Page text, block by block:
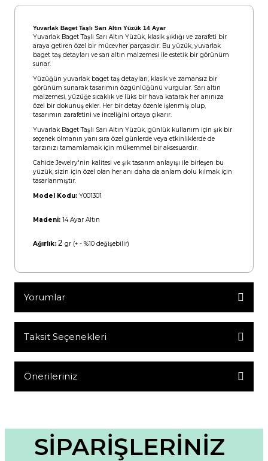
Yuvarlak Baget Taşlı Sarı Altın Yüzük 14 Ayar
Yuvarlak Baget Taşlı Sarı Altın Yüzük, klasik şıklığı ve zarafeti bir
araya getiren özel bir mücevher parçasıdır. Bu yüzük, yuvarlak
baget taş detayları ve sarı altın malzemesi ile estetik bir görünüm
sunar.
Yüzüğün yuvarlak baget taş detayları, klasik ve zamansız bir
görünüm sunarak tasarımın özgünlüğünü vurgular. Sarı altın
malzemesi, yüzüğe sıcaklık ve lüks bir hava katarak her anınıza
özel bir dokunuş ekler. Her bir detay özenle işlenmiş olup,
tasarımın zarafetini ve inceliğini ortaya çıkarır.
Yuvarlak Baget Taşlı Sarı Altın Yüzük, günlük kullanım için şık bir
seçenek olmanın yanı sıra özel günlerde veya etkinliklerde de
tarzınızı tamamlamak için mükemmel bir aksesuardır.
Cahide Jewelry'nin kalitesi ve şık tasarım anlayışı ile birleşen bu
yüzük, sizin için özel olan her anı daha da anlam dolu kılmak için
tasarlanmıştır.
Model Kodu: Y001301
Madeni: 14 Ayar Altın
Ağırlık: 2 gr (+ - %10 değişebilir)
Yorumlar
Bu ürüne ilk yorumu siz yapın!
Taksit Seçenekleri
Önerileriniz
Görüş ve önerileriniz için teşekkür ederiz.
SİPARİŞLERİNİZ